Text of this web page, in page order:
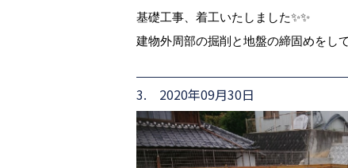
基礎工事、着工いたしました✨✨
建物外周部の掘削と地盤の締固めをし
3. 2020年09月30日